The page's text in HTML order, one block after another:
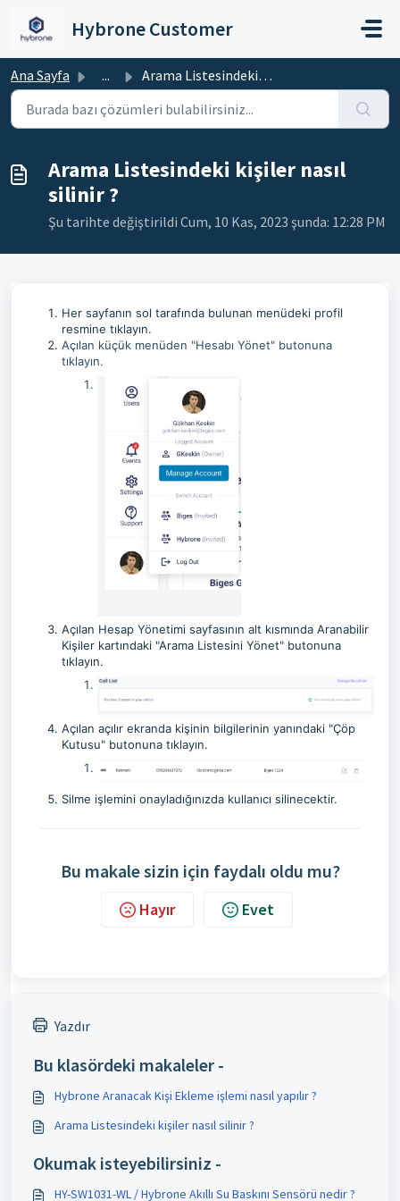
Hybrone Customer
Ana Sayfa ... Arama Listesindeki kişiler nasıl silinir ?
Arama Listesindeki kişiler nasıl
silinir ?
Şu tarihte değiştirildi Cum, 10 Kas, 2023 şunda: 12:28 PM
Her sayfanın sol tarafında bulunan menüdeki profil
resmine tıklayın.
Açılan küçük menüden "Hesabı Yönet" butonuna
tıklayın.
Açılan Hesap Yönetimi sayfasının alt kısmında Aranabilir
Kişiler kartındaki "Arama Listesini Yönet" butonuna
tıklayın.
Açılan açılır ekranda kişinin bilgilerinin yanındaki "Çöp
Kutusu" butonuna tıklayın.
Silme işlemini onayladığınızda kullanıcı silinecektir.
Bu makale sizin için faydalı oldu mu?
Hayır Evet
Yazdır
Bu klasördeki makaleler -
Hybrone Aranacak Kişi Ekleme işlemi nasıl yapılır ?
Arama Listesindeki kişiler nasıl silinir ?
Okumak isteyebilirsiniz -
HY-SW1031-WL / Hybrone Akıllı Su Baskını Sensörü nedir ?